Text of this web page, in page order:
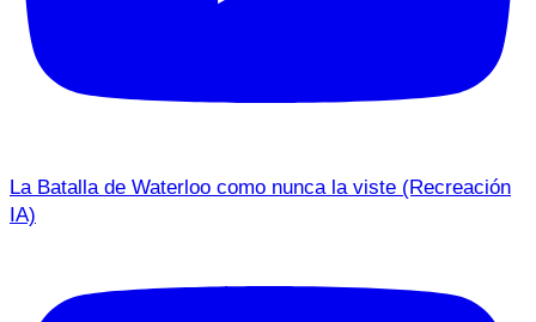
La Batalla de Waterloo como nunca la viste (Recreación
IA)